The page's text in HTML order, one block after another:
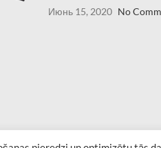
Июнь 15, 2020 No